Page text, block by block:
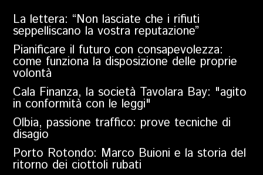
La lettera: “Non lasciate che i rifiuti
seppelliscano la vostra reputazione”
Pianificare il futuro con consapevolezza:
come funziona la disposizione delle proprie
volontà
Cala Finanza, la società Tavolara Bay: "agito
in conformità con le leggi"
Olbia, passione traffico: prove tecniche di
disagio
Porto Rotondo: Marco Buioni e la storia del
ritorno dei ciottoli rubati